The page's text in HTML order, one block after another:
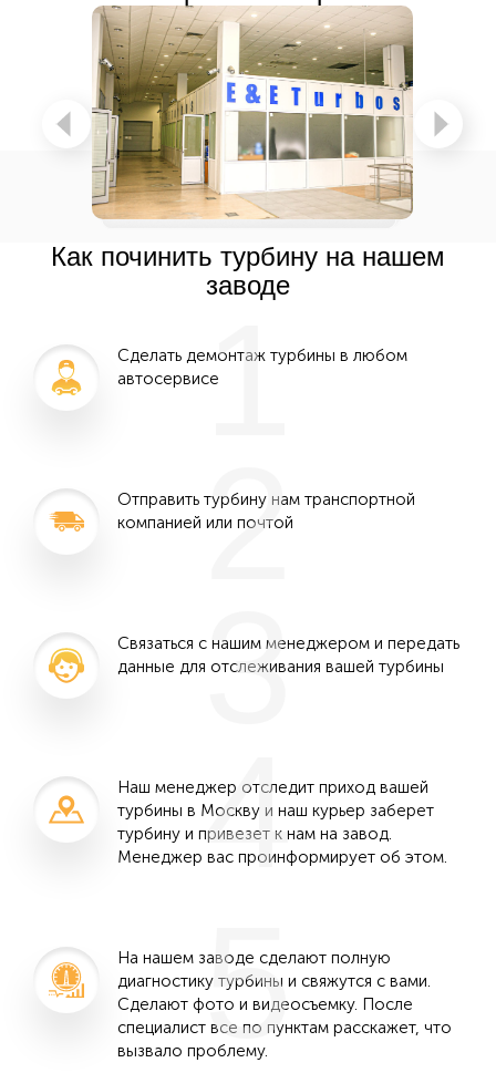
Как починить турбину на нашем
заводе
Сделать демонтаж турбины в любом
автосервисе1
Отправить турбину нам транспортной
компанией или почтой
2
Связаться с нашим менеджером и передать
данные для отслеживания вашей турбины
3
Наш менеджер отследит приход вашей
турбины в Москву и наш курьер заберет
турбину и привезет к нам на завод.
Менеджер вас проинформирует об этом.
4
На нашем заводе сделают полную
диагностику турбины и свяжутся с вами.
Сделают фото и видеосъемку. После
специалист все по пунктам расскажет, что
вызвало проблему.
5